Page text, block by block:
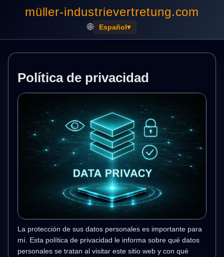
müller-industrievertretung.com
🌐 Español▾
Política de privacidad
La protección de sus datos personales es importante para
mí. Esta política de privacidad le informa sobre qué datos
personales se tratan al visitar este sitio web y con qué